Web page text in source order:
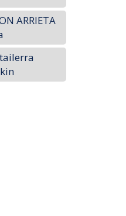
ARRIETA